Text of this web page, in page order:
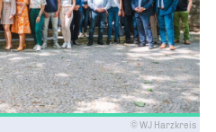
© WJ Harzkreis